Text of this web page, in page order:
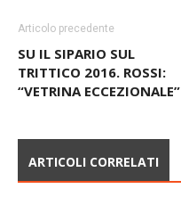
Articolo precedente
SU IL SIPARIO SUL
TRITTICO 2016. ROSSI:
“VETRINA ECCEZIONALE”
ARTICOLI CORRELATI